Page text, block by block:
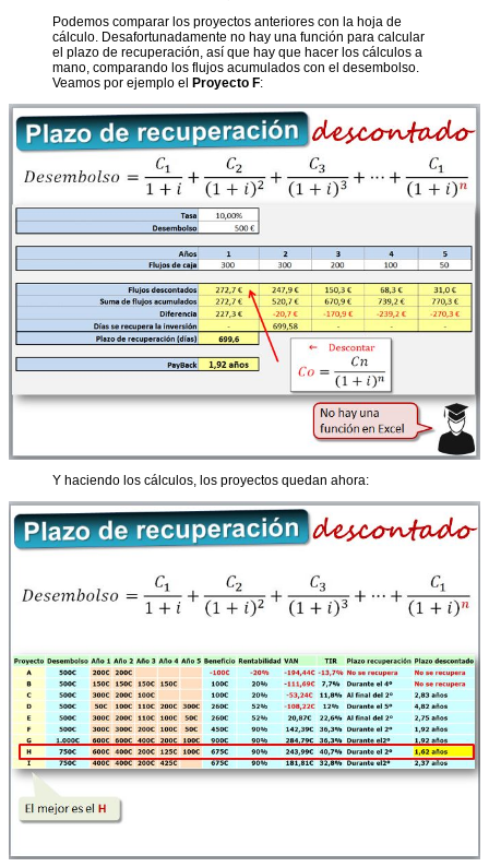
Podemos comparar los proyectos anteriores con la hoja de
cálculo. Desafortunadamente no hay una función para calcular
el plazo de recuperación, así que hay que hacer los cálculos a
mano, comparando los flujos acumulados con el desembolso.
Veamos por ejemplo el Proyecto F:
Y haciendo los cálculos, los proyectos quedan ahora: